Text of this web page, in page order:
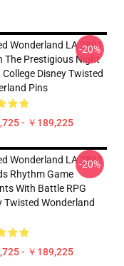
Wonderland LA 2801
The Prestigious Night
College Disney Twisted
Pins
- ￥189,225
-20%
Wonderland LA 2801
Rhythm Game
With Battle RPG
Twisted Wonderland
- ￥189,225
-20%